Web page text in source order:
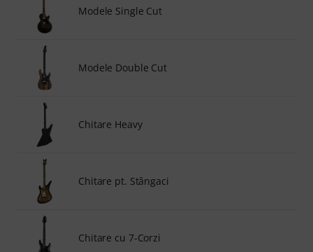
Modele Single Cut
Modele Double Cut
Chitare Heavy
Chitare pt. Stângaci
Chitare cu 7-Corzi